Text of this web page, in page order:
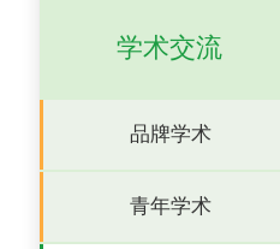
学术交流
品牌学术
青年学术